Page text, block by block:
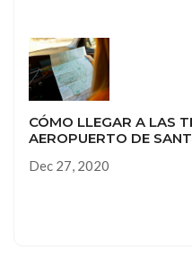
CÓMO LLEGAR A LAS
AEROPUERTO DE
Dec 27, 2020